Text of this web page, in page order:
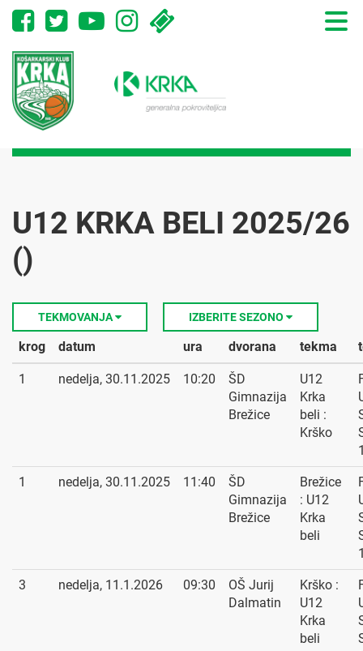
Toggle
U12 KRKA BELI 2025/26
()
TEKMOVANJA IZBERITE SEZONO
krog datum ura dvorana tekma
1 nedelja, 30.11.2025 10:20
ŠD
Gimnazija
Brežice
U12
Krka
beli :
Krško
1 nedelja, 30.11.2025 11:40
ŠD
Gimnazija
Brežice
Brežice
: U12
Krka
beli
3 nedelja, 11.1.2026 09:30
OŠ Jurij
Dalmatin
Krško :
U12
Krka
beli